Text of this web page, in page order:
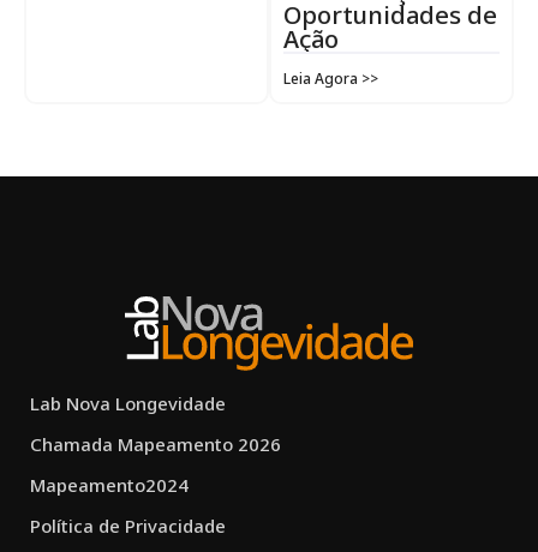
Oportunidades de
Ação
Leia Agora >>
Lab Nova Longevidade
Chamada Mapeamento 2026
Mapeamento2024
Política de Privacidade